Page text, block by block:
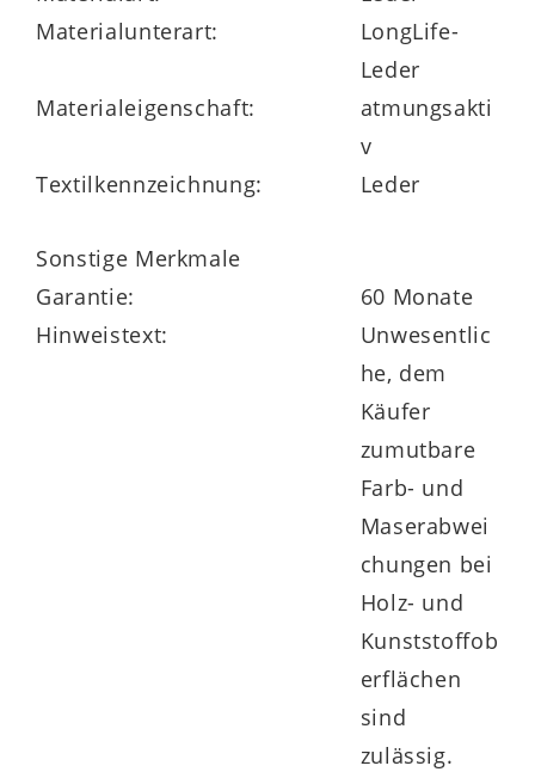
Die Interliving Sessel Serie 4550 ist ein
das Ihnen vielfältige
Individualisierungsoptionenbietet. Dank
der großen Auswahl an attraktiven Stoff-
Armlehnversionen sowie der fünf
Fußvarianten können Sie die Optik des
Sessels gezielt an Ihren Geschmack und
Auch funktional genießen Sie praktische
Materialunterart:
LongLife-
Leder
Materialeigenschaft:
atmungsakti
v
Textilkennzeichnung:
Leder
Sonstige Merkmale
Garantie:
60 Monate
Hinweistext:
Unwesentlic
he, dem
Käufer
zumutbare
Farb- und
Maserabwei
chungen bei
Holz- und
Kunststoffob
erflächen
sind
zulässig.